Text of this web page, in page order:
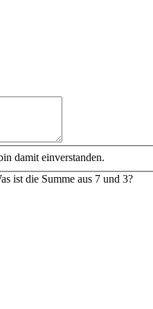
damit einverstanden.
ist die Summe aus 7 und 3?